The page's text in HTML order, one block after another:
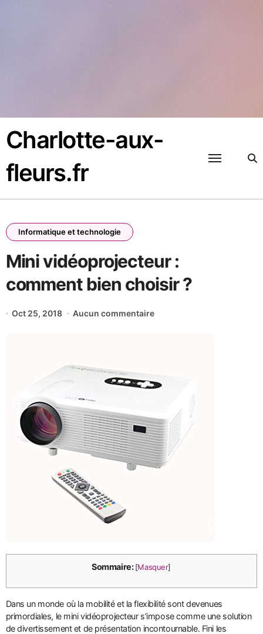
Charlotte-aux-
fleurs.fr
Informatique et technologie
Mini vidéoprojecteur :
comment bien choisir ?
Oct 25, 2018 Aucun commentaire
Sommaire: [Masquer]
Dans un monde où la mobilité et la flexibilité sont devenues
primordiales, le mini vidéoprojecteur s’impose comme une solution
de divertissement et de présentation incontournable. Fini les